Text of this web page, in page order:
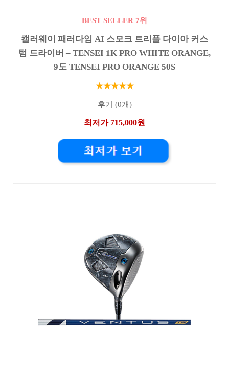
BEST SELLER 7위
캘러웨이 패러다임 AI 스모크 트리플 다이아 커스
텀 드라이버 – TENSEI 1K PRO WHITE ORANGE,
9도 TENSEI PRO ORANGE 50S
★★★★★
후기 (0개)
최저가 715,000원